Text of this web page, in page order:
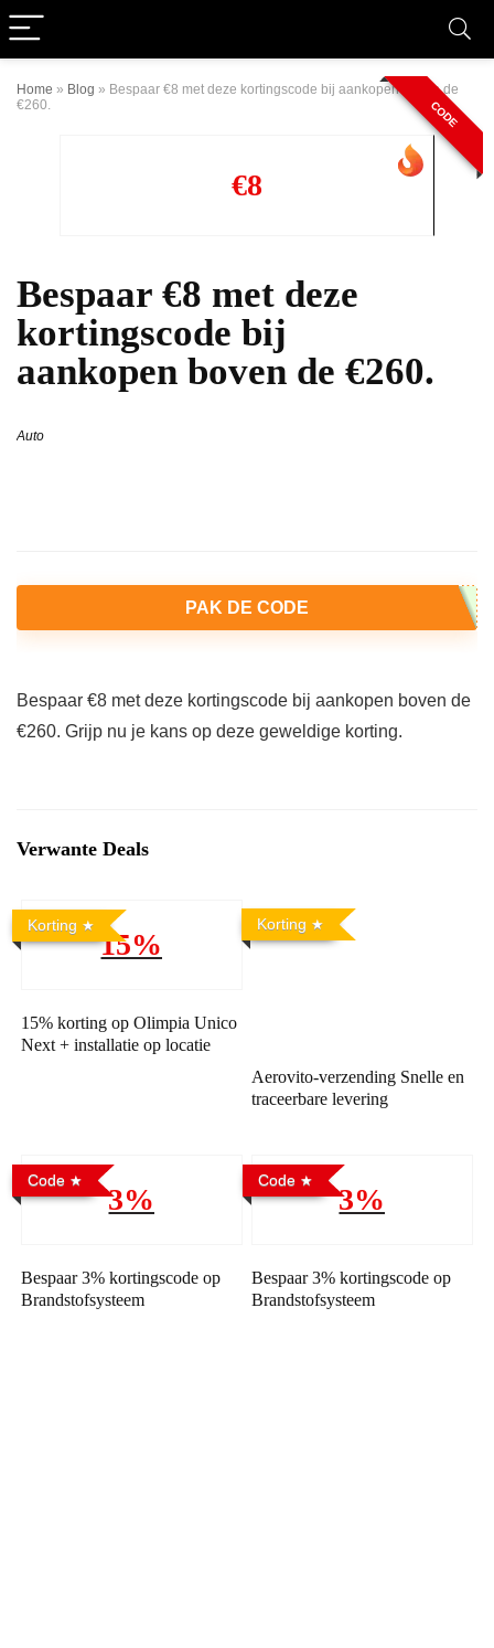
Home » Blog » Bespaar €8 met deze kortingscode bij aankopen boven de
€260.
CODE
€8
Bespaar €8 met deze
kortingscode bij
aankopen boven de €260.
Auto
PAK DE CODE
Bespaar €8 met deze kortingscode bij aankopen boven de
€260. Grijp nu je kans op deze geweldige korting.
Verwante Deals
Korting
15%
15% korting op Olimpia Unico
Next + installatie op locatie
Korting
Aerovito-verzending Snelle en
traceerbare levering
Code
3%
Bespaar 3% kortingscode op
Brandstofsysteem
Code
3%
Bespaar 3% kortingscode op
Brandstofsysteem